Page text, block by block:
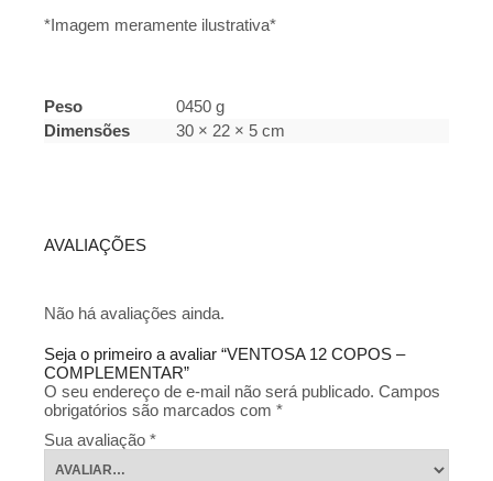
*Imagem meramente ilustrativa*
Peso
0450 g
Dimensões
30 × 22 × 5 cm
AVALIAÇÕES
Não há avaliações ainda.
Seja o primeiro a avaliar “VENTOSA 12 COPOS –
COMPLEMENTAR”
O seu endereço de e-mail não será publicado. Campos
obrigatórios são marcados com *
Sua avaliação *